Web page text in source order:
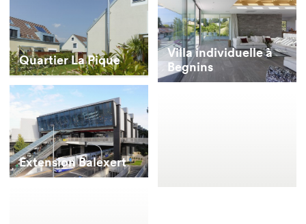
Villa individuelle à
Begnins
Quartier La Pique
Extension Balexert